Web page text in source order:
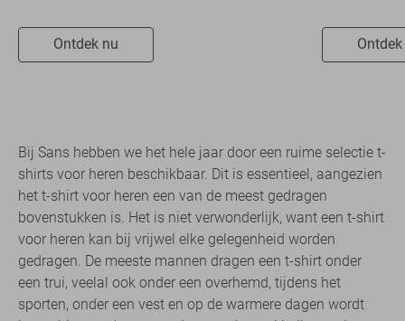
Ontdek nu
Bij Sans hebben we het hele jaar door een ruime selectie t-
shirts voor heren beschikbaar. Dit is essentieel, aangezien
het t-shirt voor heren een van de meest gedragen
bovenstukken is. Het is niet verwonderlijk, want een t-shirt
voor heren kan bij vrijwel elke gelegenheid worden
gedragen. De meeste mannen dragen een t-shirt onder
een trui, veelal ook onder een overhemd, tijdens het
sporten, onder een vest en op de warmere dagen wordt